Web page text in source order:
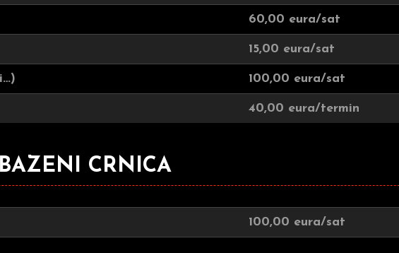
60,00 eura/sat
15,00 eura/sat
100,00 eura/sat
40,00 eura/termin
CRNICA
100,00 eura/sat